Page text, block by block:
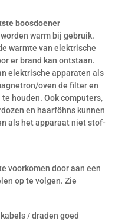
boosdoener
warm bij gebruik.
warmte van elektrische
er brand kan ontstaan.
elektrische apparaten als
oven de filter en
houden. Ook computers,
en haarföhns kunnen
als het apparaat niet stof-
voorkomen door aan een
op te volgen. Zie
/ draden goed